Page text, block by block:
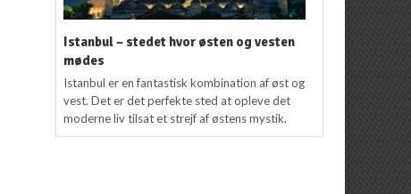
Istanbul – stedet hvor østen og vesten
mødes
Istanbul er en fantastisk kombination af øst og
vest. Det er det perfekte sted at opleve det
moderne liv tilsat et strejf af østens mystik.